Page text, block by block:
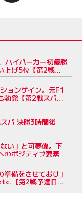
ハイパーカー初優勝
上げ5位【第2戦／
ョンゲイン。元F1
勃発【第2戦スパ／
パ 決勝3時間後
い」と可夢偉。下
のポジティブ要素
備をさせておけ」
【第2戦予選日